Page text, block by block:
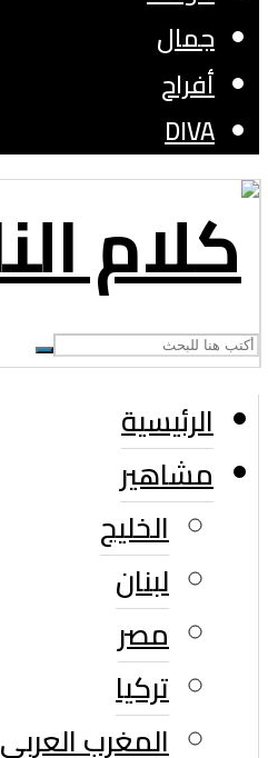
جمال
أفراح
DIVA
الرئيسية
مشاهير
الخليج
لبنان
مصر
تركيا
المغرب العربى